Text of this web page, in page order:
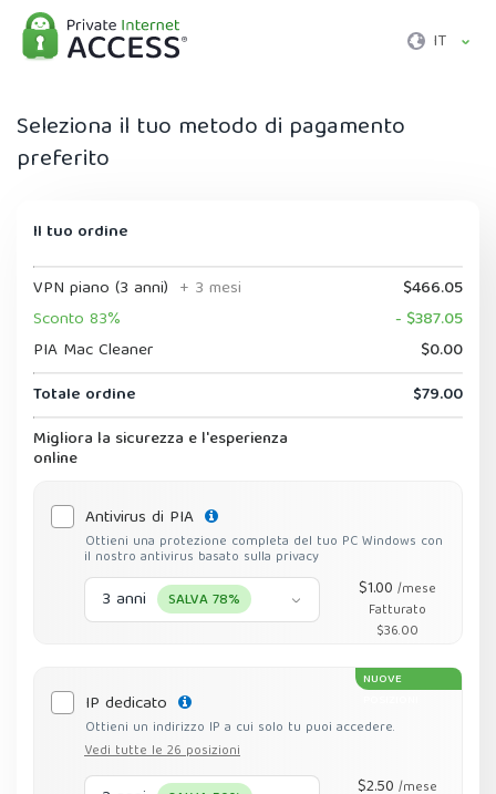
IT
Seleziona il tuo metodo di pagamento
preferito
Il tuo ordine
VPN piano (3 anni) + 3 mesi
$466.05
Sconto 83%
- $387.05
PIA Mac Cleaner
$0.00
Totale ordine
$79.00
Migliora la sicurezza e l'esperienza
online
Antivirus di PIA
Ottieni una protezione completa del tuo PC Windows con
il nostro antivirus basato sulla privacy
3 anni SALVA 78% $1.00 /mese
Fatturato
$36.00
NUOVE
IP dedicato
Ottieni un indirizzo IP a cui solo tu puoi accedere.
Vedi tutte le 26 posizioni
$2.50 /mese